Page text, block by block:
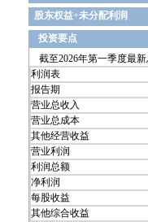
股东权益+未分配利润
投资要点
截至2026年第一季度最新
利润表
报告期
营业总收入
营业总成本
其他经营收益
营业利润
利润总额
净利润
每股收益
其他综合收益